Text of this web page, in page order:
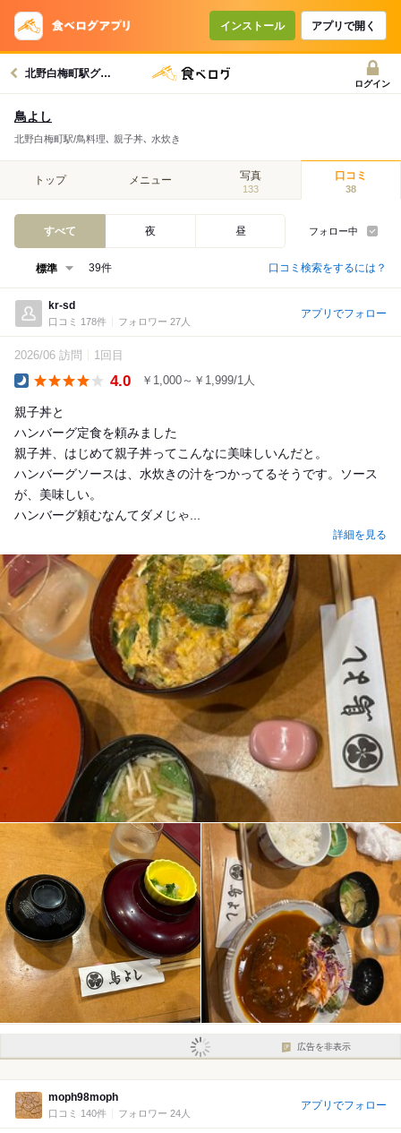
インストール アプリで開く
北野白梅町駅グルメへ
ログイン
鳥よし
北野白梅町駅/鳥料理､ 親子丼､ 水炊き
トップ メニュー 写真
133
口コミ
38
すべて 夜 昼 フォロー中
39件 口コミ検索をするには？
kr-sd
口コミ 178件 フォロワー 27人
アプリでフォロー
2026/06 訪問 1回目
4.0 ￥1,000～￥1,999/1人
親子丼と
ハンバーグ定食を頼みました
親子丼、はじめて親子丼ってこんなに美味しいんだと。
ハンバーグソースは、水炊きの汁をつかってるそうです。ソース
が、美味しい。
ハンバーグ頼むなんてダメじゃ...
詳細を見る
広告を非表示
moph98moph
口コミ 140件 フォロワー 24人
アプリでフォロー